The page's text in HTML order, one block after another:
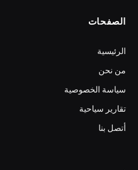
الصفحات
الرئيسية
من نحن
سياسة الخصوصية
تقارير سياحية
أتصل بنا